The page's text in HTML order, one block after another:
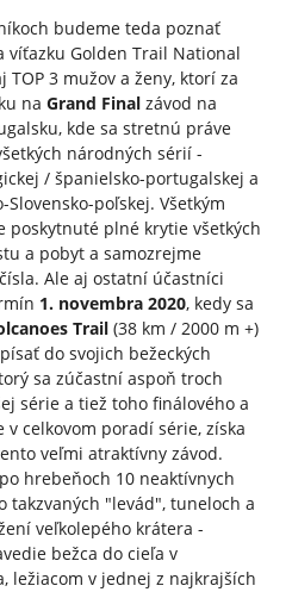
budeme teda poznať
víťazku Golden Trail National
TOP 3 mužov a ženy, ktorí za
na Grand Finalzávod na
kde sa stretnú práve
národných sérií -
/ španielsko-portugalskej a
poľskej. Všetkým
poskytnuté plné krytie všetkých
a pobyt a samozrejme
Ale aj ostatní účastníci
1. novembra 2020, kedy sa
Trail(38 km / 2000 m +)
do svojich bežeckých
sa zúčastní aspoň troch
série a tiež toho finálového a
celkovom poradí série, získa
veľmi atraktívny závod.
hrebeňoch 10 neaktívnych
takzvaných "levád", tuneloch a
veľkolepého krátera -
bežca do cieľa v
ležiacom v jednej z najkrajších